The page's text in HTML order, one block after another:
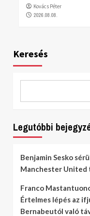
Kovács Péter
2026.08.08.
Keresés
Legutóbbi
Benjamin Sesko
Manchester United
Franco
Értelmes lépés az
Bernabeutól való